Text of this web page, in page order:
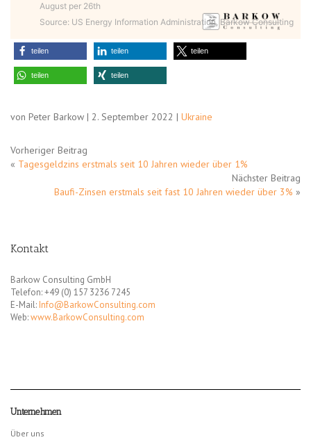
Source: US Energy Information Administration, Barkow Consulting
August per 26th
teilen teilen teilen
teilen teilen
von Peter Barkow | 2. September 2022 | Ukraine
Vorheriger Beitrag
« Tagesgeldzins erstmals seit 10 Jahren wieder über 1%
Nächster Beitrag
Baufi-Zinsen erstmals seit fast 10 Jahren wieder über 3% »
Kontakt
Barkow Consulting GmbH
Telefon: +49 (0) 157 3236 7245
E-Mail: Info@BarkowConsulting.com
Web:www.BarkowConsulting.com
Unternehmen
Über uns